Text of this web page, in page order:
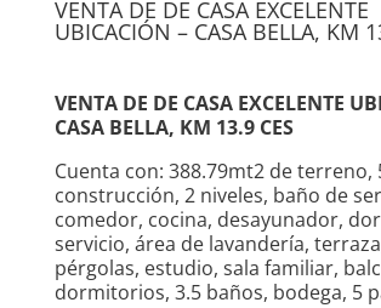
VENTA DE DE CASA EXCELENTE
UBICACIÓN – CASA BELLA, KM
VENTA DE DE CASA EXCELENTE
CASA BELLA, KM 13.9 CES
Cuenta con: 388.79mt2 de terreno,
construcción, 2 niveles, baño de
comedor, cocina, desayunador,
servicio, área de lavandería,
pérgolas, estudio, sala familiar,
dormitorios, 3.5 baños, bodega, 5